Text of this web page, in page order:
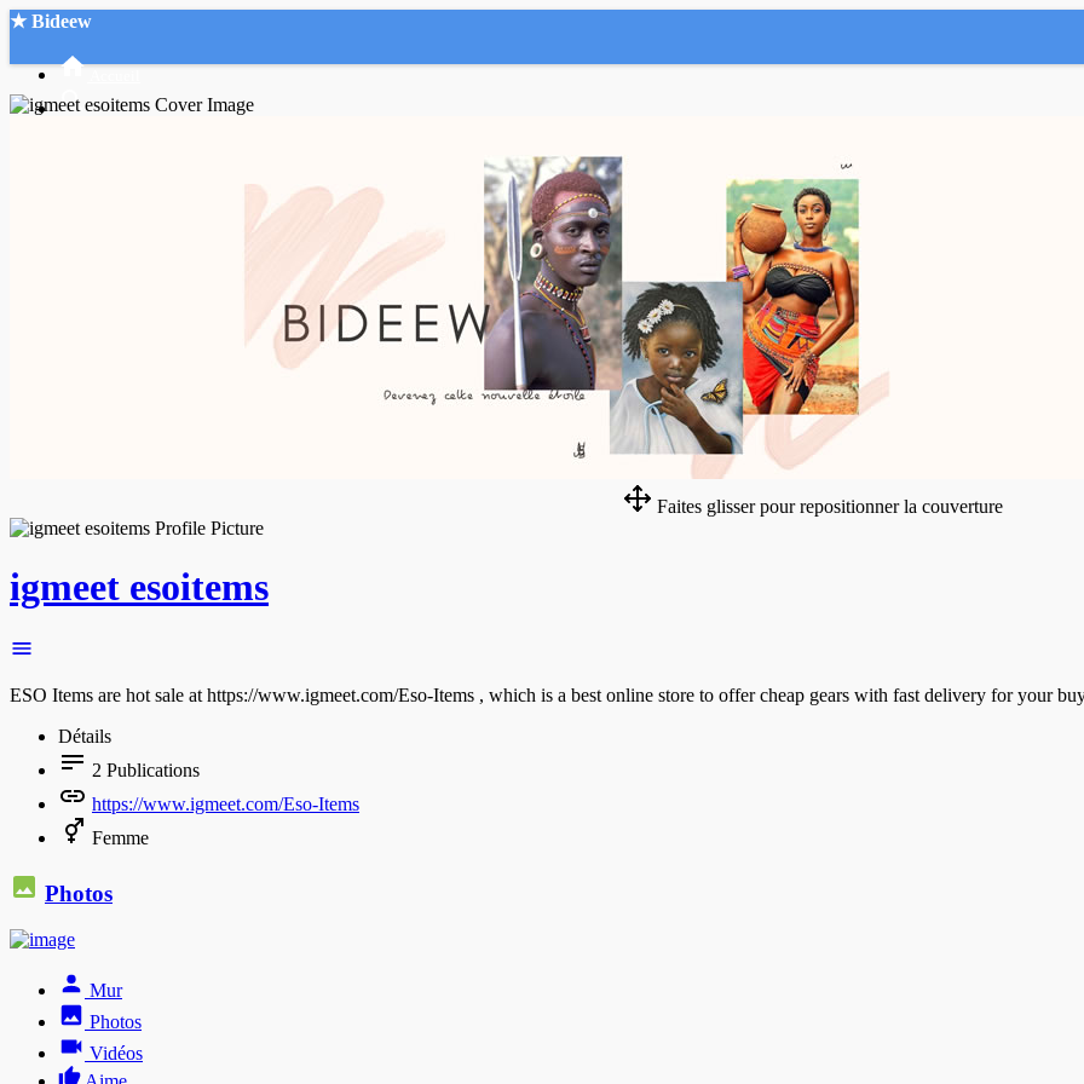
★ Bideew
Faites glisser pour repositionner la couverture
igmeet esoitems
ESO Items are hot sale at https://www.igmeet.com/Eso-Items , which is a best online store to offer cheap gears with fast delivery for your
Détails
2 Publications
https://www.igmeet.com/Eso-Items
Femme
Photos
Mur
Photos
Vidéos